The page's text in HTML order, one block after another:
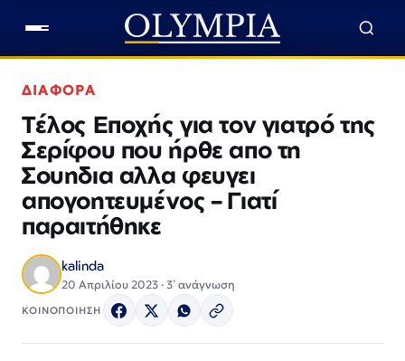
ΔΙΑΦΟΡΑ
Τέλος Εποχής για τον γιατρό της
Σερίφου που ήρθε απο τη
Σουηδια αλλα φευγει
απογοητευμένος – Γιατί
παραιτήθηκε
kalinda
20 Απριλίου 2023 · 3΄ ανάγνωση
ΚΟΙΝΟΠΟΙΗΣΗ